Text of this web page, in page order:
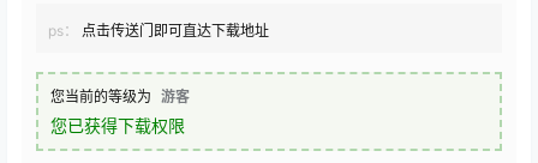
ps： 点击传送门即可直达下载地址
您当前的等级为 游客
您已获得下载权限